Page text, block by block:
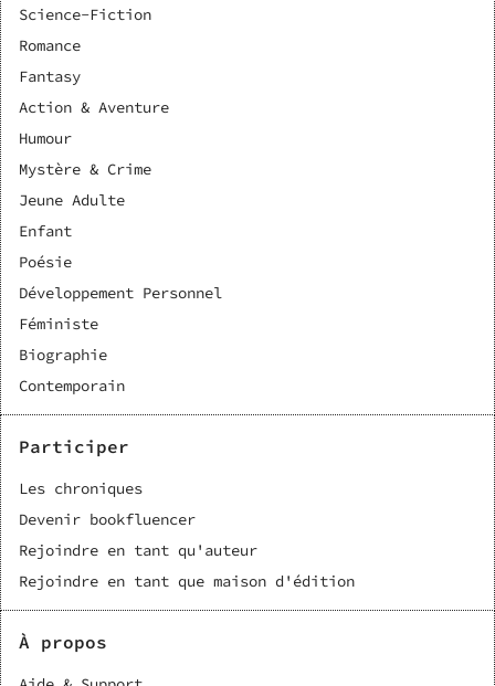
Science-Fiction
Romance
Fantasy
Action & Aventure
Humour
Mystère & Crime
Jeune Adulte
Enfant
Poésie
Développement Personnel
Féministe
Biographie
Contemporain
Participer
Les chroniques
Devenir bookfluencer
Rejoindre en tant qu'auteur
Rejoindre en tant que maison d'édition
À propos